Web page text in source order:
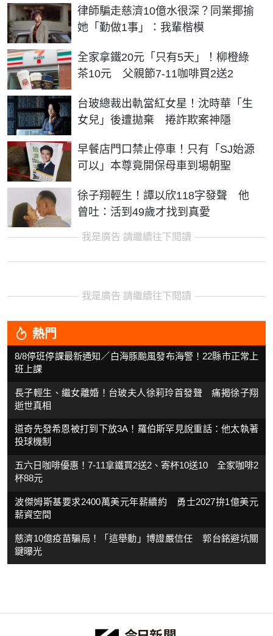
律師騙走慈濟10億水很深？同業揶揄
她「勤做1事」：我輩楷模
全家拿鐵20元「只有5天」！柳橙綠
茶10元 父親節7-11咖啡買2送2
台玻總裁出軌當紅女星！沈時華「生
女兒」後遭拋棄 捲詐欺案神隱
早餐店門口禁止停車！只有「SJ始源
可以」本尊竟開保母車到場朝聖
徐子翔輕生！譚以欣118字發聲 他
曾吐：活到49歲才找到真愛
我是廣告 請繼續往下閱讀
我是廣告 請繼續往下閱讀
熱門
8/8停班停課最新通知／白海豚颱風發布海警！22縣市正常上
班上課
長子輕生、繼女離婚！台玻夫人徐莉玲首發聲 痛揭徐子翔
逝世真相
道奇先發希恩被打到下放3A！羅伯斯罕見說重話：他太執著
投球機制
五六日咖啡優惠！7-11拿鐵買2送2、寄杯10送10 全家咖啡2
杯88元
波傑姆斯基要求2400萬美元年薪續約 勇士2027拚1億美元
薪資空間
慈濟10億疫苗騙局！「這舉動」博證嚴信任 郭台銘避坑關
鍵曝光